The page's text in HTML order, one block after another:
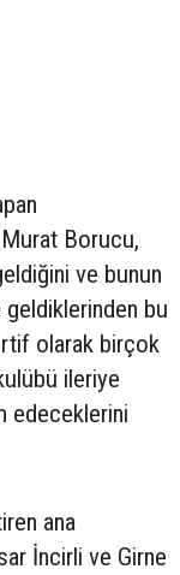
Borucu,
ve bunun
bu
olarak birçok
ileriye
edeceklerini
ana
İncirli ve Girne